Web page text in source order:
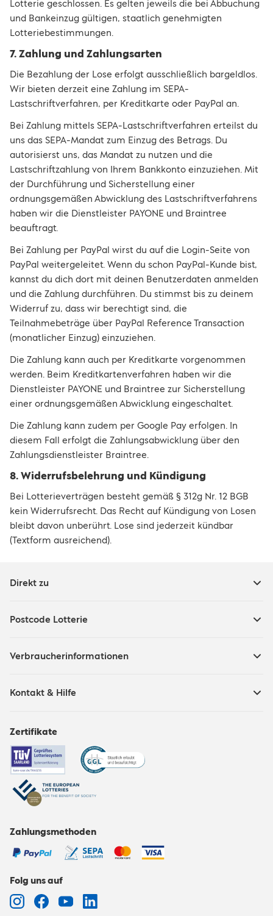
Lotterie geschlossen. Es gelten jeweils die bei Abbuchung
und Bankeinzug gültigen, staatlich genehmigten
Lotteriebestimmungen.
7. Zahlung und Zahlungsarten
Die Bezahlung der Lose erfolgt ausschließlich bargeldlos.
Wir bieten derzeit eine Zahlung im SEPA-
Lastschriftverfahren, per Kreditkarte oder PayPal an.
Bei Zahlung mittels SEPA-Lastschriftverfahren erteilst du
uns das SEPA-Mandat zum Einzug des Betrags. Du
autorisierst uns, das Mandat zu nutzen und die
Lastschriftzahlung von Ihrem Bankkonto einzuziehen. Mit
der Durchführung und Sicherstellung einer
ordnungsgemäßen Abwicklung des Lastschriftverfahrens
haben wir die Dienstleister PAYONE und Braintree
beauftragt.
Bei Zahlung per PayPal wirst du auf die Login-Seite von
PayPal weitergeleitet. Wenn du schon PayPal-Kunde bist,
kannst du dich dort mit deinen Benutzerdaten anmelden
und die Zahlung durchführen. Du stimmst bis zu deinem
Widerruf zu, dass wir berechtigt sind, die
Teilnahmebeträge über PayPal Reference Transaction
(monatlicher Einzug) einzuziehen.
Die Zahlung kann auch per Kreditkarte vorgenommen
werden. Beim Kreditkartenverfahren haben wir die
Dienstleister PAYONE und Braintree zur Sicherstellung
einer ordnungsgemäßen Abwicklung eingeschaltet.
Die Zahlung kann zudem per Google Pay erfolgen. In
diesem Fall erfolgt die Zahlungsabwicklung über den
Zahlungsdienstleister Braintree.
8. Widerrufsbelehrung und Kündigung
Bei Lotterieverträgen besteht gemäß § 312g Nr. 12 BGB
kein Widerrufsrecht. Das Recht auf Kündigung von Losen
bleibt davon unberührt. Lose sind jederzeit kündbar
(Textform ausreichend).
Direkt zu
Postcode Lotterie
Verbraucherinformationen
Kontakt & Hilfe
Zertifikate
Zahlungsmethoden
Folg uns auf